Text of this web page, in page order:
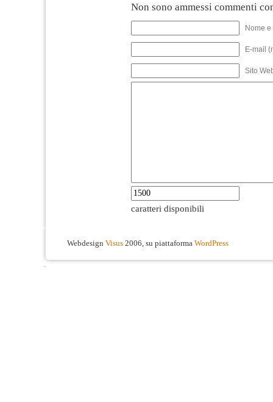
Non sono ammessi commenti
Nome
E-mail
Sito
caratteri disponibili
Webdesign Visus 2006, su piattaforma WordPress